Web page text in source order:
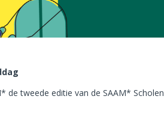
de tweede editie van de SAAM* Scholen